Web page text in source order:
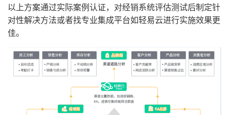
以上方案通过实际案例认证，对经销系统评估测试后制定针
对性解决方法或者找专业集成平台如轻易云进行实施效果更
佳。